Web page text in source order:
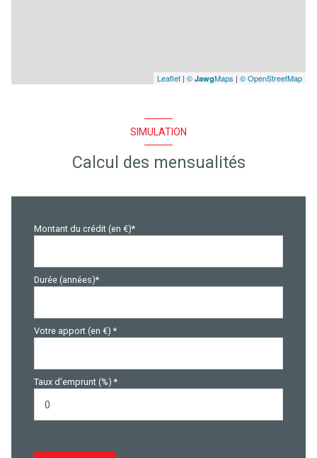
Leaflet | © JawgMaps | © OpenStreetMap
SIMULATION
Calcul des mensualités
Montant du crédit (en €)*
Durée (années)*
Votre apport (en €) *
Taux d'emprunt (%) *